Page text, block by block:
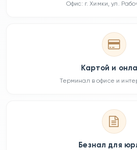
Офис: г. Химки, ул.
Картой и
Терминал в офисе и
Безнал для